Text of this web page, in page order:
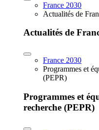
France 2030
Actualités de
Actualités de
France 2030
Programmes et
(PEPR)
Programmes et
recherche (PEPR)